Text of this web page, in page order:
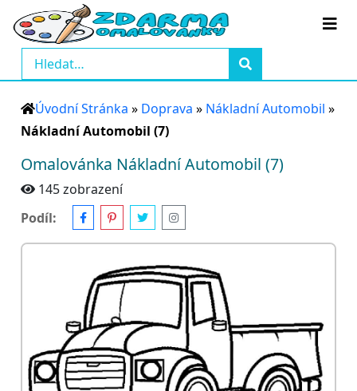
Úvodní Stránka » Doprava » Nákladní Automobil »
Nákladní Automobil (7)
Omalovánka Nákladní Automobil (7)
145 zobrazení
Podíl: